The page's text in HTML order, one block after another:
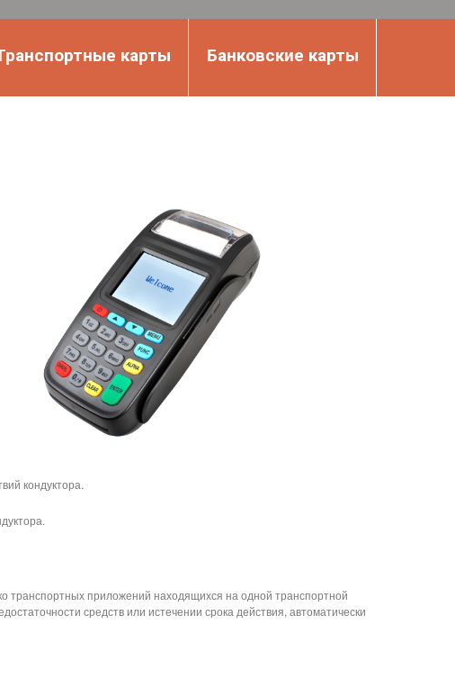
карты Банковские карты
кондуктора.
транспортных приложений находящихся на одной транспортной
средств или истечении срока действия, автоматически